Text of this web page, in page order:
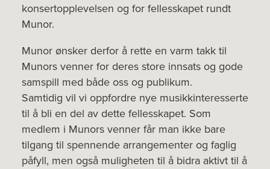
konsertopplevelsen og for fellesskapet rundt
Munor.
Munor ønsker derfor å rette en varm takk til
Munors venner for deres store innsats og gode
samspill med både oss og publikum.
Samtidig vil vi oppfordre nye musikkinteresserte
til å bli en del av dette fellesskapet. Som
medlem i Munors venner får man ikke bare
tilgang til spennende arrangementer og faglig
påfyll, men også muligheten til å bidra aktivt til å